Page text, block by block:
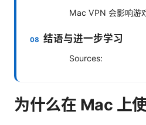
Mac VPN 会影响游
结语与进一步学习
Sources:
为什么在 Mac 上